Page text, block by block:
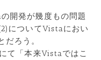
開発が幾度もの問題
についてVistaにおい
だろう。
て「本来Vistaではこ